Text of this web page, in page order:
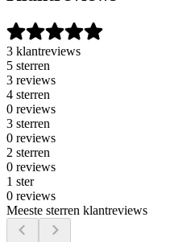
3 klantreviews
5 sterren
3 reviews
4 sterren
0 reviews
3 sterren
0 reviews
2 sterren
0 reviews
1 ster
0 reviews
Meeste sterren klantreviews